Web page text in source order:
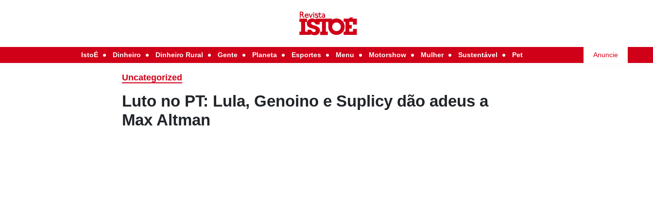
IstoÉ Dinheiro Dinheiro Rural Gente Planeta Esportes Menu Motorshow Mulher Sustentável Pet Anuncie
Uncategorized
Luto no PT: Lula, Genoino e Suplicy dão adeus a
Max Altman